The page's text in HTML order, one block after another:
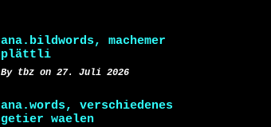
ana.bildwords, machemer
plättli
By tbz on 27. Juli 2026
ana.words, verschiedenes
getier waelen